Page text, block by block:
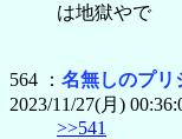
は地獄やで
564 ： 名無しのプリ
2023/11/27(月)
>>541